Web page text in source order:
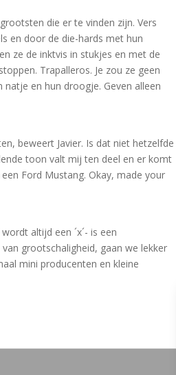
die er te vinden zijn. Vers
en door de die-hards met hun
ze de inktvis in stukjes en met de
Trapalleros. Je zou ze geen
en hun droogje. Geven alleen
beweert Javier. Is dat niet hetzelfde
toon valt mij ten deel en er komt
Ford Mustang. Okay, made your
altijd een ´x´- is een
grootschaligheid, gaan we lekker
mini producenten en kleine